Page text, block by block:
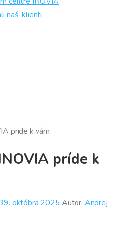
naši klienti
príde k vám
príde k
9. októbra 2025 Autor: Andrej